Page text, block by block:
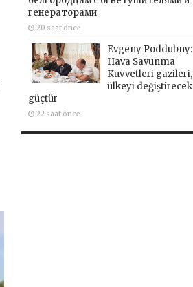
генераторами
20 saat önce
Evgeny Poddubny:
Hava Savunma
Kuvvetleri gazileri,
ülkeyi değiştirecek
güçtür
22 saat önce